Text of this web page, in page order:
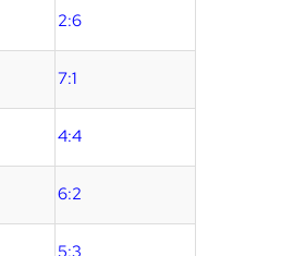
2:6
7:1
4:4
6:2
5:3